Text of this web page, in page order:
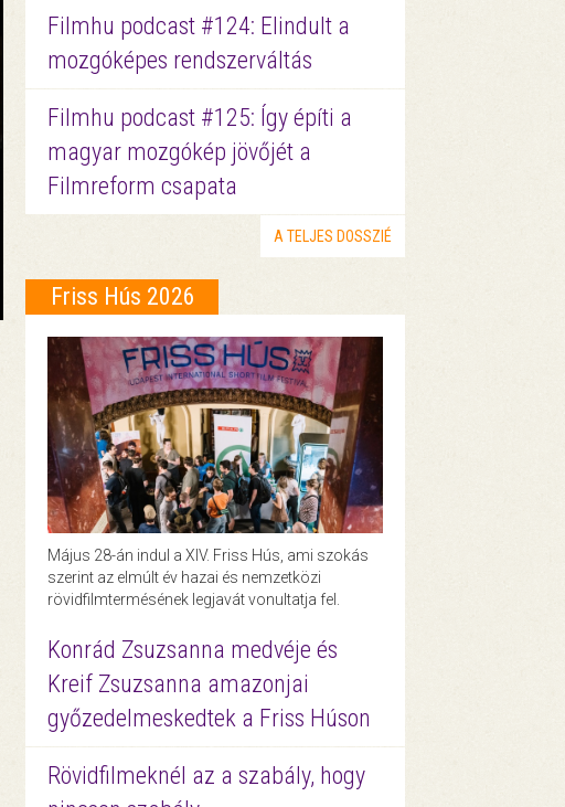
Filmhu podcast #124: Elindult a
mozgóképes rendszerváltás
Filmhu podcast #125: Így építi a
magyar mozgókép jövőjét a
Filmreform csapata
A TELJES DOSSZIÉ
Friss Hús 2026
Május 28-án indul a XIV. Friss Hús, ami szokás
szerint az elmúlt év hazai és nemzetközi
rövidfilmtermésének legjavát vonultatja fel.
Konrád Zsuzsanna medvéje és
Kreif Zsuzsanna amazonjai
győzedelmeskedtek a Friss Húson
Rövidfilmeknél az a szabály, hogy